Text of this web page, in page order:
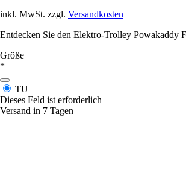
inkl. MwSt. zzgl. Versandkosten
Entdecken Sie den Elektro-Trolley
Größe
*
TU
Dieses Feld ist erforderlich
Versand in 7 Tagen